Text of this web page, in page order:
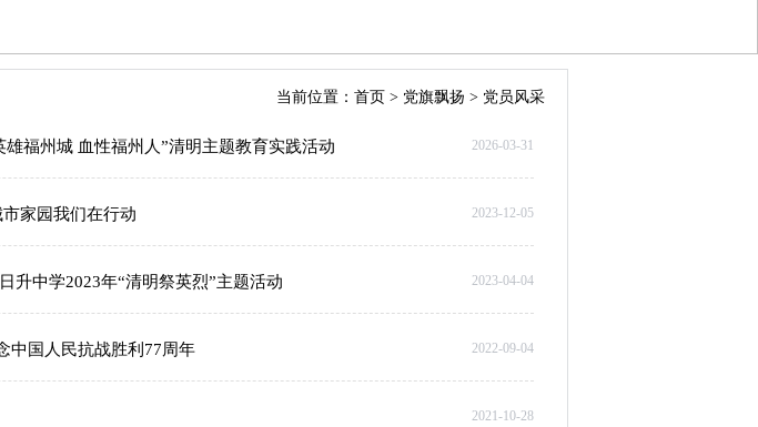
当前位置： 首页 > 党旗飘扬 > 党员风采
福州城 血性福州人”清明主题教育实践活动 2026-03-31
家园我们在行动 2023-12-05
中学2023年“清明祭英烈”主题活动 2023-04-04
国人民抗战胜利77周年 2022-09-04
2021-10-28